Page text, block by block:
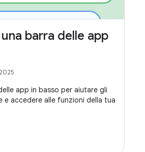
barra delle app
app in basso per aiutare gli
e accedere alle funzioni della tua